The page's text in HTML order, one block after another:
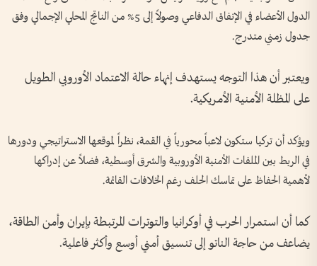
الدول الأعضاء في الإنفاق الدفاعي وصولاً إلى 5% من الناتج المحلي الإجمالي وفق
جدول زمني متدرج.
ويعتبر أن هذا التوجه يستهدف إنهاء حالة الاعتماد الأوروبي الطويل
على المظلة الأمنية الأمريكية.
ويؤكد أن تركيا ستكون لاعباً محورياً في القمة، نظراً لموقعها الاستراتيجي ودورها
في الربط بين الملفات الأمنية الأوروبية والشرق أوسطية، فضلاً عن إدراكها
لأهمية الحفاظ على تماسك الحلف رغم الخلافات القائمة.
كما أن استمرار الحرب في أوكرانيا والتوترات المرتبطة بإيران وأمن الطاقة،
يضاعف من حاجة الناتو إلى تنسيق أمني أوسع وأكثر فاعلية.